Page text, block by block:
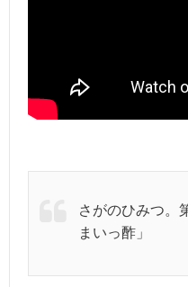
さがのひみつ。
まいっ酢」